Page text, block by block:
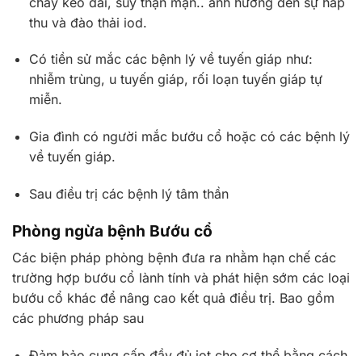
thu và đào thải iod.
Có tiền sử mắc các bệnh lý về tuyến giáp như:
nhiễm trùng, u tuyến giáp, rối loạn tuyến giáp tự
miễn.
Gia đình có người mắc bướu cổ hoặc có các bệnh lý
về tuyến giáp.
Sau điều trị các bệnh lý tâm thần
Phòng ngừa bệnh Bướu cổ
Các biện pháp phòng bệnh đưa ra nhằm hạn chế các
trường hợp bướu cổ lành tính và phát hiện sớm các loại
bướu cổ khác để nâng cao kết quả điều trị. Bao gồm
các phương pháp sau